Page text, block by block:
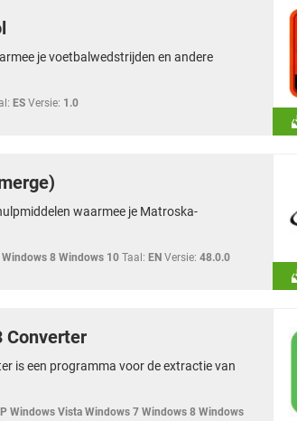
je voetbalwedstrijden en andere
ES Versie: 1.0
waarmee je Matroska-
8 Windows 10 Taal: EN Versie: 48.0.0
Converter
is een programma voor de extractie van
Windows Vista Windows 7 Windows 8 Windows